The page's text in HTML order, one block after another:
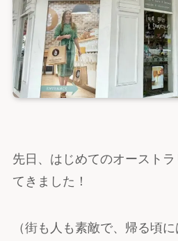
先日、はじめてのオースト
てきました！
（街も人も素敵で、帰る頃